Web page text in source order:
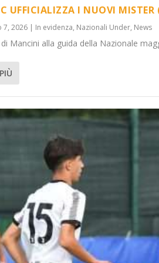
UFFICIALIZZA I NUOVI MISTER
7, 2026 | In evidenza, Nazionali Under, News
di Mancini alla guida della Nazionale